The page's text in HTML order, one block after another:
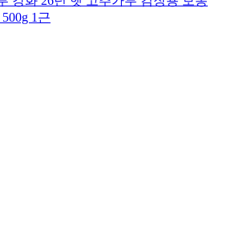
강화 26년 햇 고추가루 김장용 보통
1근